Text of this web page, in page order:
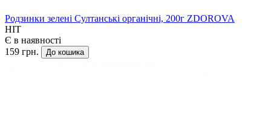
Родзинки зелені Султанські органічні, 200г ZDOROVA
HIT
Є в наявності
159 грн.
До кошика